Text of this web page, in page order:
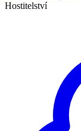
Hostitelství